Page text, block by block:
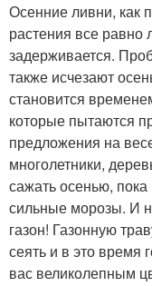
Осенние ливни, как
растения все равно
задерживается.
также исчезают
становится
которые пытаются
предложения на
многолетники,
сажать осенью,
сильные морозы. И
газон! Газонную
сеять и в это время
вас великолепным